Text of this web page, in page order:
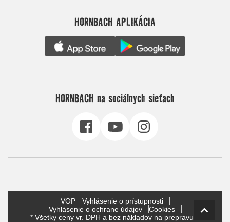
HORNBACH APLIKÁCIA
HORNBACH na sociálnych sieťach
VOP
Vyhlásenie o prístupnosti
Vyhlásenie o ochrane údajov
Cookies
* Všetky ceny vr. DPH a bez nákladov na prepravu